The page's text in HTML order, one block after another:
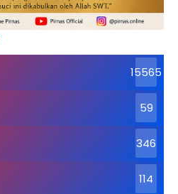
15565
59
346
114